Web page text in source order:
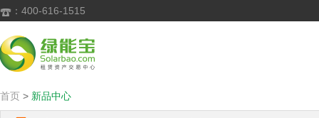
 ：400-616-1515
首页 > 新品中心